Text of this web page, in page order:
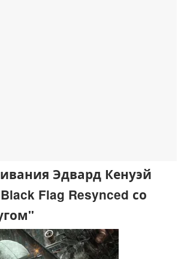
Эдвард Кенуэй
Flag Resynced со